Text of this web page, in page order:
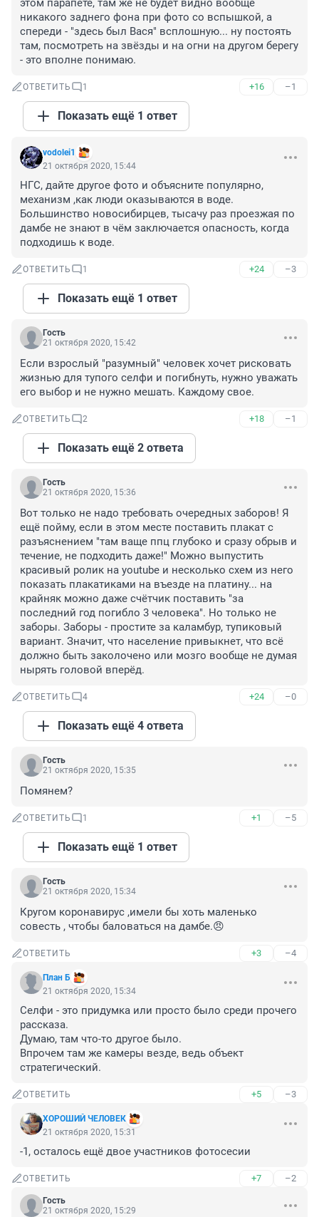
этом парапете, там же не будет видно вообще
никакого заднего фона при фото со вспышкой, а
спереди - "здесь был Вася" всплошную... ну постоять
там, посмотреть на звёзды и на огни на другом берегу
- это вполне понимаю.
ОТВЕТИТЬ 1 +16 –1
Показать ещё 1 ответ
vodolei1
21 октября 2020, 15:44
НГС, дайте другое фото и объясните популярно,
механизм ,как люди оказываются в воде.
Большинство новосибирцев, тысачу раз проезжая по
дамбе не знают в чём заключается опасность, когда
подходишь к воде.
ОТВЕТИТЬ 1 +24 –3
Показать ещё 1 ответ
Гость
21 октября 2020, 15:42
Если взрослый "разумный" человек хочет рисковать
жизнью для тупого селфи и погибнуть, нужно уважать
его выбор и не нужно мешать. Каждому свое.
ОТВЕТИТЬ 2 +18 –1
Показать ещё 2 ответа
Гость
21 октября 2020, 15:36
Вот только не надо требовать очередных заборов! Я
ещё пойму, если в этом месте поставить плакат с
разъяснением "там ваще ппц глубоко и сразу обрыв и
течение, не подходить даже!" Можно выпустить
красивый ролик на youtube и несколько схем из него
показать плакатиками на въезде на платину... на
крайняк можно даже счётчик поставить "за
последний год погибло 3 человека". Но только не
заборы. Заборы - простите за каламбур, тупиковый
вариант. Значит, что население привыкнет, что всё
должно быть заколочено или мозго вообще не думая
нырять головой вперёд.
ОТВЕТИТЬ 4 +24 –0
Показать ещё 4 ответа
Гость
21 октября 2020, 15:35
Помянем?
ОТВЕТИТЬ 1 +1 –5
Показать ещё 1 ответ
Гость
21 октября 2020, 15:34
Кругом коронавирус ,имели бы хоть маленько
совесть , чтобы баловаться на дамбе.😠
ОТВЕТИТЬ +3 –4
План Б
21 октября 2020, 15:34
Селфи - это придумка или просто было среди прочего
рассказа.
Думаю, там что-то другое было.
Впрочем там же камеры везде, ведь объект
стратегический.
ОТВЕТИТЬ +5 –3
ХОРОШИЙ ЧЕЛОВЕК
21 октября 2020, 15:31
-1, осталось ещё двое участников фотосесии
ОТВЕТИТЬ +7 –2
Гость
21 октября 2020, 15:29